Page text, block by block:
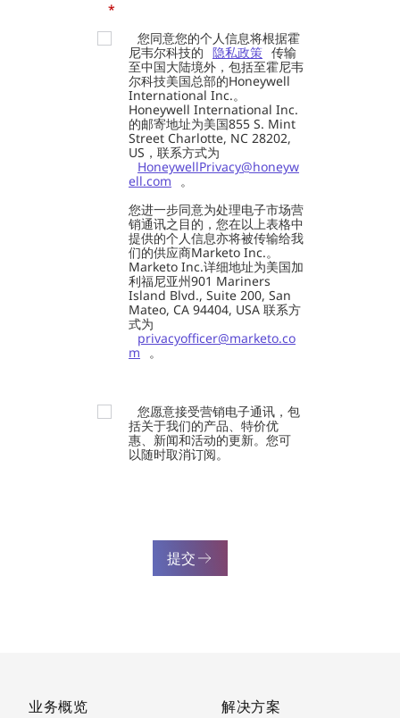
*
您同意您的个人信息将根据霍
尼韦尔科技的 隐私政策 传输
至中国大陆境外，包括至霍尼韦
尔科技美国总部的Honeywell
International Inc.。
Honeywell International Inc.
的邮寄地址为美国855 S. Mint
Street Charlotte, NC 28202,
US，联系方式为
HoneywellPrivacy@honeyw
ell.com
。
您进一步同意为处理电子市场营
销通讯之目的，您在以上表格中
提供的个人信息亦将被传输给我
们的供应商Marketo Inc.。
Marketo Inc.详细地址为美国加
利福尼亚州901 Mariners
Island Blvd., Suite 200, San
Mateo, CA 94404, USA 联系方
式为
privacyofficer@marketo.co
m 。
您愿意接受营销电子通讯，包
括关于我们的产品、特价优
惠、新闻和活动的更新。您可
以随时取消订阅。
提交
业务概览
解决方案